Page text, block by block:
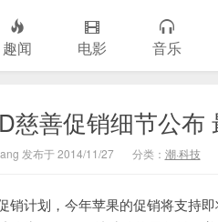
趣闻 电影 音乐
慈善促销细节公布
发布于 2014/11/27 分类： 潮·科技
销计划，今年苹果的促销将支持